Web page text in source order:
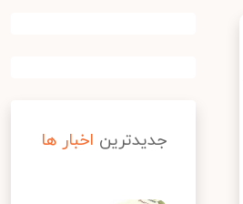
جدیدترین اخبار ها